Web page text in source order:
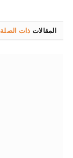
المقالات ذات الصلة